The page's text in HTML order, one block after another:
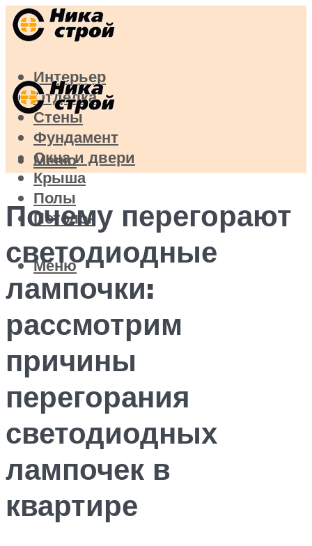
Интерьер
Отделка
Стены
Фундамент
Окна и двери
Крыша
Полы
Потолок
Меню
Меню
Почему перегорают
светодиодные
лампочки:
рассмотрим
причины
перегорания
светодиодных
лампочек в
квартире